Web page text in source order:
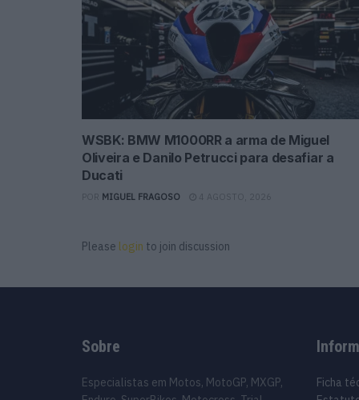
WSBK: BMW M1000RR a arma de Miguel
Oliveira e Danilo Petrucci para desafiar a
Ducati
MIGUEL FRAGOSO 4 AGOSTO, 2026
Please login to join discussion
Sobre
Especialistas em Motos, MotoGP, MXGP,
Ficha